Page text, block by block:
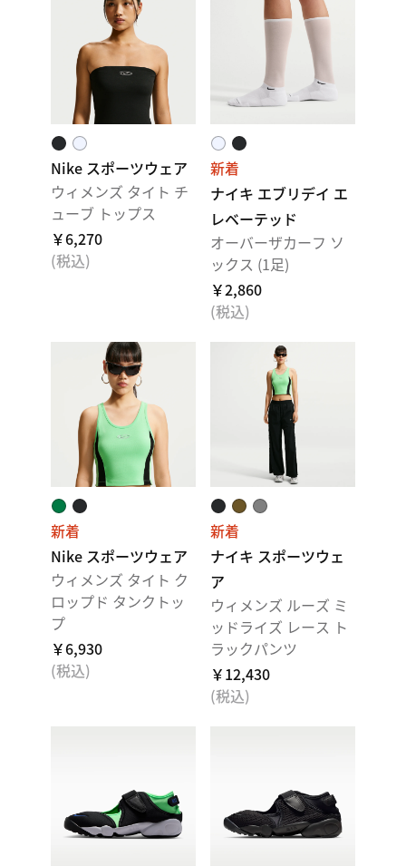
Nike スポーツウェア
ウィメンズ タイト チ
ューブ トップス
￥6,270
(税込)
新着
ナイキ エブリデイ エ
レベーテッド
オーバーザカーフ ソ
ックス (1足)
￥2,860
(税込)
新着
Nike スポーツウェア
ウィメンズ タイト ク
ロップド タンクトッ
プ
￥6,930
(税込)
新着
ナイキ スポーツウェ
ア
ウィメンズ ルーズ ミ
ッドライズ レース ト
ラックパンツ
￥12,430
(税込)